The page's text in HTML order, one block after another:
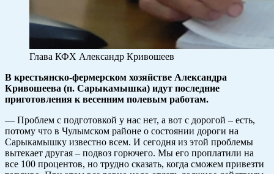
Глава КФХ Александр Кривошеев
В крестьянско-фермерском хозяйстве Александра
Кривошеева (п. Сарыкамышка) идут последние
приготовления к весенним полевым работам.
— Проблем с подготовкой у нас нет, а вот с дорогой – есть,
потому что в Чулымском районе о состоянии дороги на
Сарыкамышку известно всем. И сегодня из этой проблемы
вытекает другая – подвоз горючего. Мы его проплатили на
все 100 процентов, но трудно сказать, когда сможем привезти